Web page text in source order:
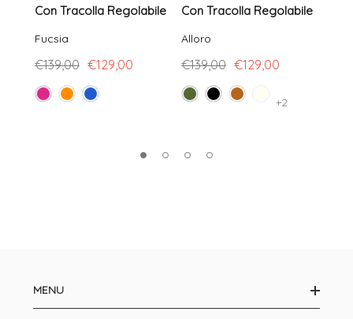
Con Tracolla Regolabile
Fucsia
€139,00 €129,00
Con Tracolla Regolabile
Alloro
€139,00 €129,00
+2
MENU